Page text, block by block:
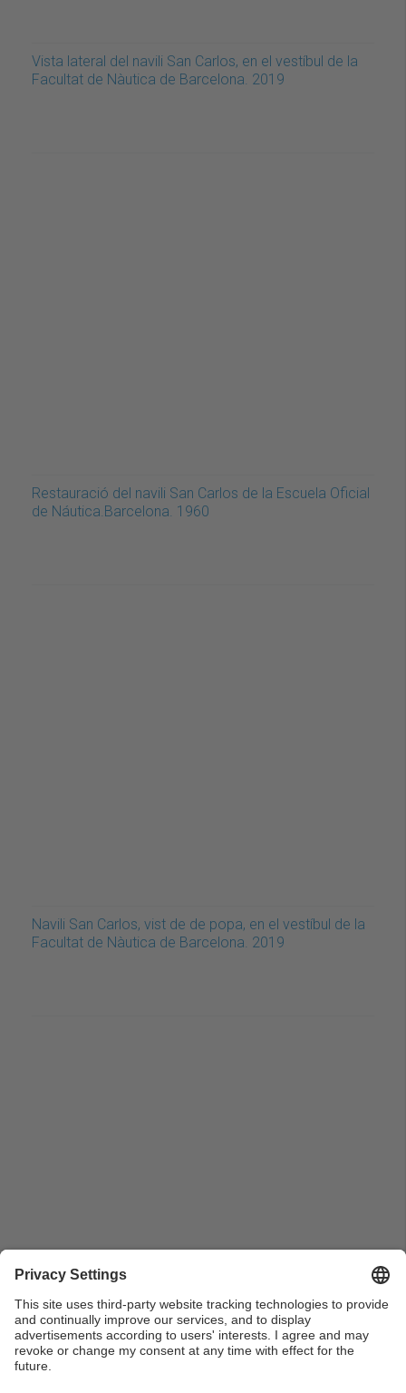
Vista lateral del navili San Carlos, en el vestíbul de la
Facultat de Nàutica de Barcelona. 2019
Restauració del navili San Carlos de la Escuela Oficial
de Náutica.Barcelona. 1960
Navili San Carlos, vist de de popa, en el vestíbul de la
Facultat de Nàutica de Barcelona. 2019
Navili San Carlos en el vestíbul de la Escuela Oficial de
Náutica. Barcelona. 1932